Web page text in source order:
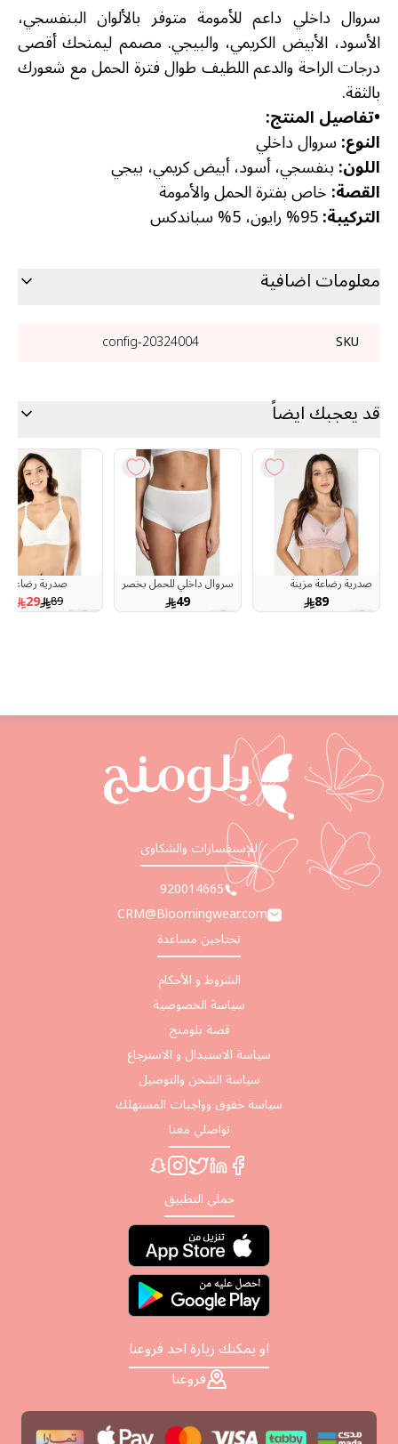
سروال داخلي داعم للأمومة متوفر بالألوان البنفسجي،
الأسود، الأبيض الكريمي، والبيجي. مصمم ليمنحك أقصى
درجات الراحة والدعم اللطيف طوال فترة الحمل مع شعورك
بالثقة.
•تفاصيل المنتج:
النوع:سروال داخلي
اللون:بنفسجي، أسود، أبيض كريمي، بيجي
القصة:خاص بفترة الحمل والأمومة
التركيبة:
معلومات اضافية
SKU
20324004-config
قد يعجبك ايضاً
صدرية رضاعة مزينة
89
سروال داخلي للحمل بخصر
49
صدرية رضاعة
89
29
للإستفسارات والشكاوى
920014665
CRM@Bloomingwear.com
تحتاجين مساعدة
الشروط و الأحكام
سياسة الخصوصية
قصة بلومنج
سياسة الاستبدال و الاسترجاع
سياسة الشحن والتوصيل
سياسة حقوق وواجبات المستهلك
تواصلي معنا
حملي التطبيق
او يمكنك زيارة احد فروعنا
فروعنا